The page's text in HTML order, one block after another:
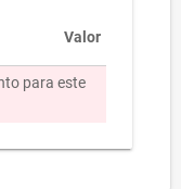
Valor
para este